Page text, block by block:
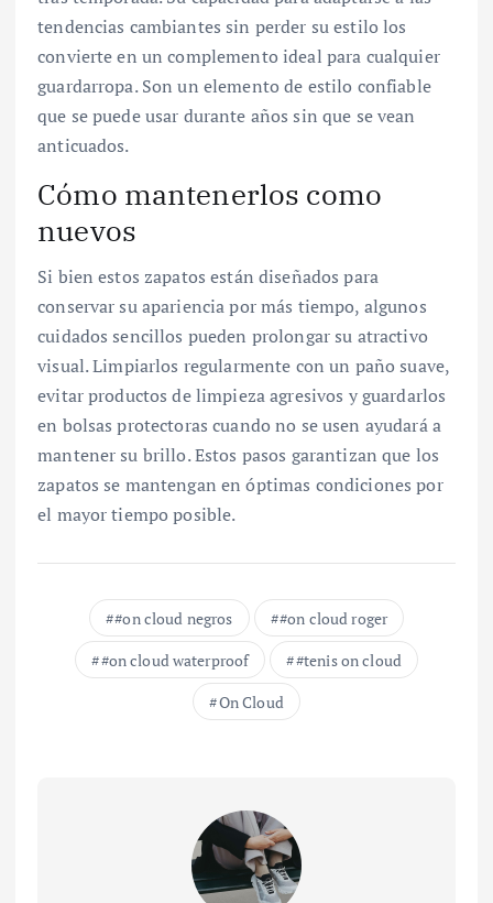
tendencias cambiantes sin perder su estilo los
convierte en un complemento ideal para cualquier
guardarropa. Son un elemento de estilo confiable
que se puede usar durante años sin que se vean
anticuados.
Cómo mantenerlos como
nuevos
Si bien estos zapatos están diseñados para
conservar su apariencia por más tiempo, algunos
cuidados sencillos pueden prolongar su atractivo
visual. Limpiarlos regularmente con un paño suave,
evitar productos de limpieza agresivos y guardarlos
en bolsas protectoras cuando no se usen ayudará a
mantener su brillo. Estos pasos garantizan que los
zapatos se mantengan en óptimas condiciones por
el mayor tiempo posible.
#on cloud negros
#on cloud roger
#on cloud waterproof
#tenis on cloud
On Cloud